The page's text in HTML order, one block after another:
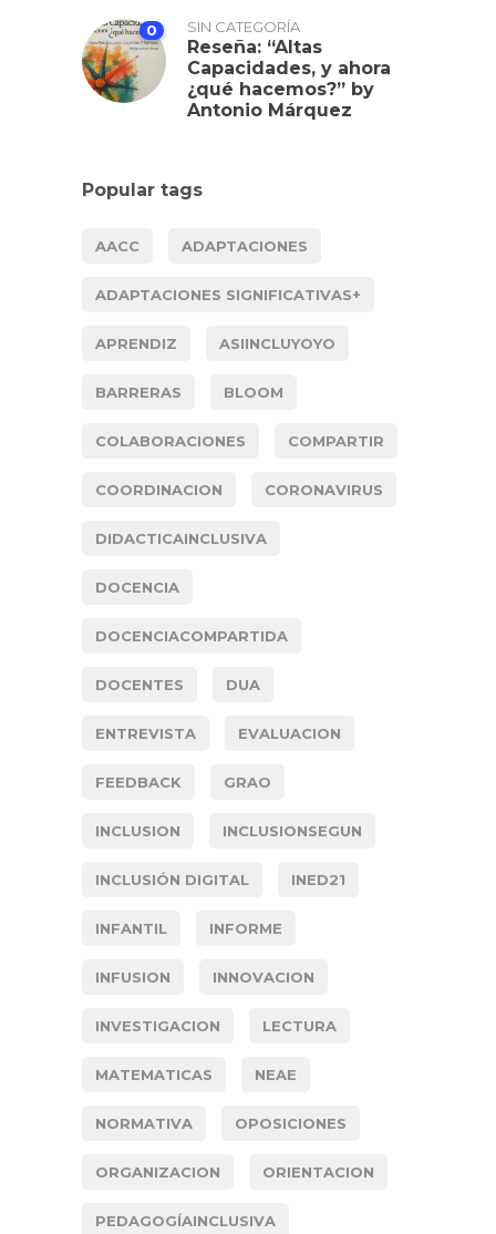
0 SIN CATEGORÍA
Reseña: “Altas
Capacidades, y ahora
¿qué hacemos?” by
Antonio Márquez
Popular tags
AACC ADAPTACIONES
ADAPTACIONES SIGNIFICATIVAS+
APRENDIZ ASIINCLUYOYO
BARRERAS BLOOM
COLABORACIONES COMPARTIR
COORDINACION CORONAVIRUS
DIDACTICAINCLUSIVA
DOCENCIA
DOCENCIACOMPARTIDA
DOCENTES DUA
ENTREVISTA EVALUACION
FEEDBACK GRAO
INCLUSION INCLUSIONSEGUN
INCLUSIÓN DIGITAL INED21
INFANTIL INFORME
INFUSION INNOVACION
INVESTIGACION LECTURA
MATEMATICAS NEAE
NORMATIVA OPOSICIONES
ORGANIZACION ORIENTACION
PEDAGOGÍAINCLUSIVA